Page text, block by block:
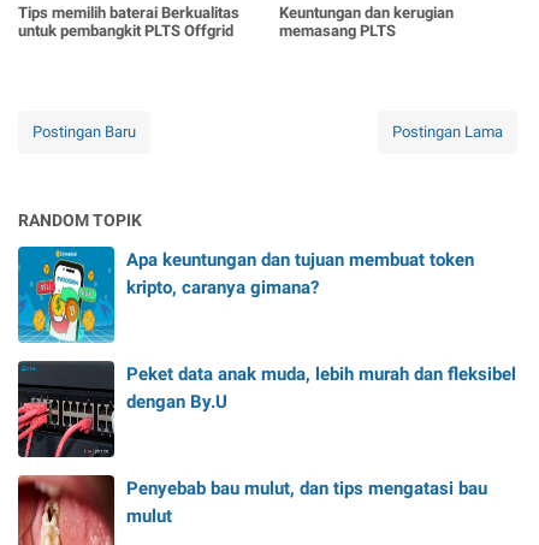
Tips memilih baterai Berkualitas
untuk pembangkit PLTS Offgrid
Keuntungan dan kerugian
memasang PLTS
Postingan Baru Postingan Lama
RANDOM TOPIK
Apa keuntungan dan tujuan membuat token
kripto, caranya gimana?
Peket data anak muda, lebih murah dan fleksibel
dengan By.U
Penyebab bau mulut, dan tips mengatasi bau
mulut